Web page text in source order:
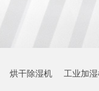
烘干除湿机 工业加